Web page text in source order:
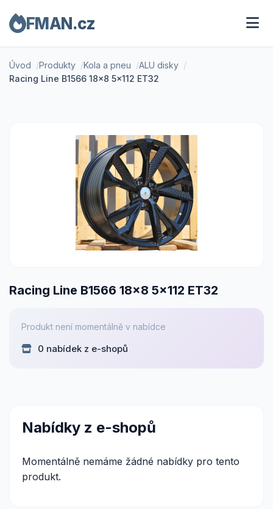
FMAN.cz
Úvod Produkty Kola a pneu
ALU disky
Racing Line B1566 18x8 5x112 ET32
Racing Line B1566 18x8 5x112 ET32
Produkt není momentálně v nabídce
0 nabídek z e-shopů
Nabídky z e-shopů
Momentálně nemáme žádné nabídky pro tento
produkt.